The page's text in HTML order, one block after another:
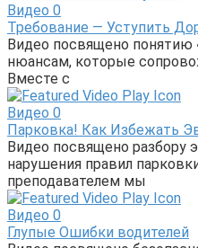
Видео 0
Требование — Уступить
Видео посвящено понятию
нюансам, которые
Вместе с
Видео 0
Парковка! Как Избежать
Видео посвящено разбору
нарушения правил
преподавателем мы
Видео 0
Глупые Ошибки водителей